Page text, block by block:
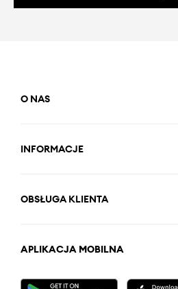
O NAS
INFORMACJE
OBSŁUGA KLIENTA
APLIKACJA MOBILNA